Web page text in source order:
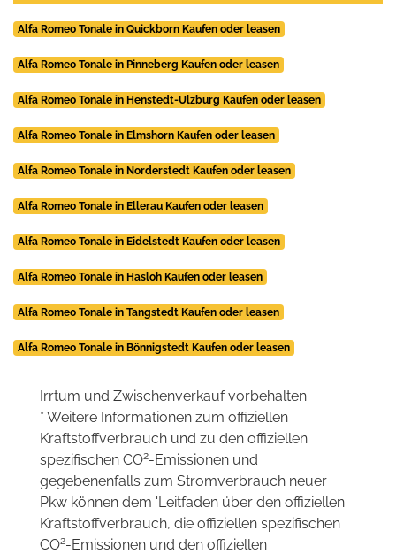
Alfa Romeo Tonale in Quickborn Kaufen oder leasen
Alfa Romeo Tonale in Pinneberg Kaufen oder leasen
Alfa Romeo Tonale in Henstedt-Ulzburg Kaufen oder leasen
Alfa Romeo Tonale in Elmshorn Kaufen oder leasen
Alfa Romeo Tonale in Norderstedt Kaufen oder leasen
Alfa Romeo Tonale in Ellerau Kaufen oder leasen
Alfa Romeo Tonale in Eidelstedt Kaufen oder leasen
Alfa Romeo Tonale in Hasloh Kaufen oder leasen
Alfa Romeo Tonale in Tangstedt Kaufen oder leasen
Alfa Romeo Tonale in Bönnigstedt Kaufen oder leasen
Irrtum und Zwischenverkauf vorbehalten.
* Weitere Informationen zum offiziellen
Kraftstoffverbrauch und zu den offiziellen
spezifischen CO2-Emissionen und
gegebenenfalls zum Stromverbrauch neuer
Pkw können dem 'Leitfaden über den offiziellen
Kraftstoffverbrauch, die offiziellen spezifischen
CO2-Emissionen und den offiziellen